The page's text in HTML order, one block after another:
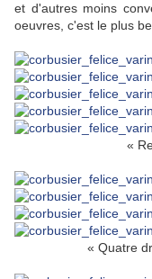
et d'autres moins
oeuvres, c'est le plus
«
« Quatre